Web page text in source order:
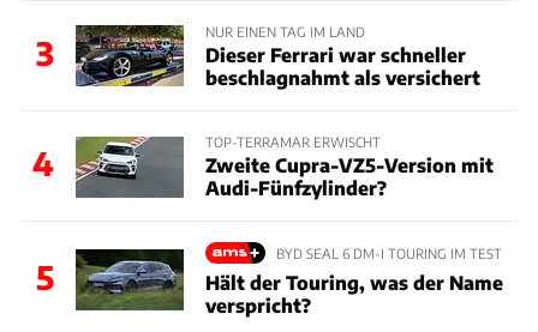
3
NUR EINEN TAG IM LAND
Dieser Ferrari war schneller
beschlagnahmt als versichert
4
TOP-TERRAMAR ERWISCHT
Zweite Cupra-VZ5-Version mit
Audi-Fünfzylinder?
5
BYD SEAL 6 DM-I TOURING IM TEST
Hält der Touring, was der Name
verspricht?